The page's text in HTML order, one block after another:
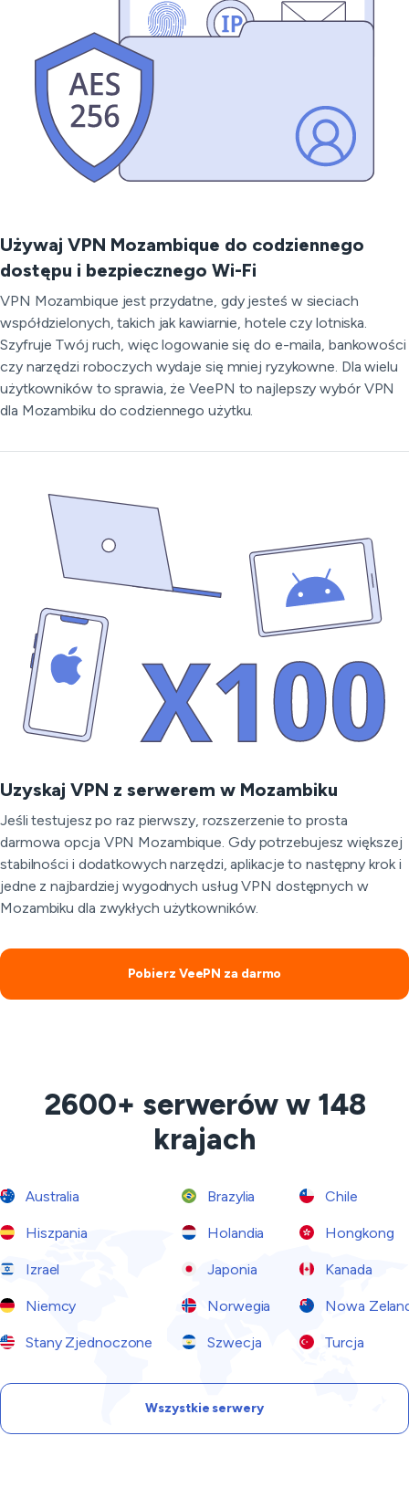
Używaj VPN Mozambique do codziennego
dostępu i bezpiecznego Wi-Fi
VPN Mozambique jest przydatne, gdy jesteś w sieciach
współdzielonych, takich jak kawiarnie, hotele czy lotniska.
Szyfruje Twój ruch, więc logowanie się do e-maila, bankowości
czy narzędzi roboczych wydaje się mniej ryzykowne. Dla wielu
użytkowników to sprawia, że VeePN to najlepszy wybór VPN
dla Mozambiku do codziennego użytku.
Uzyskaj VPN z serwerem w Mozambiku
Jeśli testujesz po raz pierwszy, rozszerzenie to prosta
darmowa opcja VPN Mozambique. Gdy potrzebujesz większej
stabilności i dodatkowych narzędzi, aplikacje to następny krok i
jedne z najbardziej wygodnych usług VPN dostępnych w
Mozambiku dla zwykłych użytkowników.
Pobierz VeePN za darmo
2600+ serwerów w 148
krajach
Australia Brazylia Chile
Hiszpania Holandia Hongkong
Izrael Japonia Kanada
Niemcy Norwegia Nowa
Stany Zjednoczone Szwecja Turcja
Wszystkie serwery